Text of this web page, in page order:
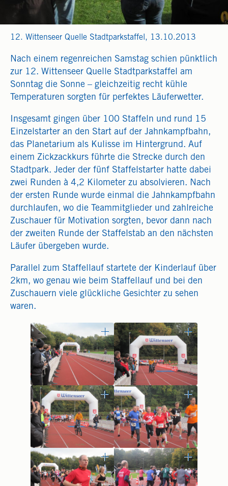
12. Wittenseer Quelle Stadtparkstaffel, 13.10.2013
Nach einem regenreichen Samstag schien pünktlich
zur 12. Wittenseer Quelle Stadtparkstaffel am
Sonntag die Sonne – gleichzeitig recht kühle
Temperaturen sorgten für perfektes Läuferwetter.
Insgesamt gingen über 100 Staffeln und rund 15
Einzelstarter an den Start auf der Jahnkampfbahn,
das Planetarium als Kulisse im Hintergrund. Auf
einem Zickzackkurs führte die Strecke durch den
Stadtpark. Jeder der fünf Staffelstarter hatte dabei
zwei Runden à 4,2 Kilometer zu absolvieren. Nach
der ersten Runde wurde einmal die Jahnkampfbahn
durchlaufen, wo die Teammitglieder und zahlreiche
Zuschauer für Motivation sorgten, bevor dann nach
der zweiten Runde der Staffelstab an den nächsten
Läufer übergeben wurde.
Parallel zum Staffellauf startete der Kinderlauf über
2km, wo genau wie beim Staffellauf und bei den
Zuschauern viele glückliche Gesichter zu sehen
waren.